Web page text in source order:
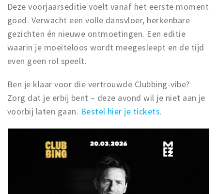
Deze voorjaarseditie voelt vanaf het eerste moment
goed. Verwacht een volle dansvloer, herkenbare
gezichten én nieuwe ontmoetingen. Een editie
waarin je moeiteloos wordt meegesleept en de tijd
even geen rol speelt.
Ben je klaar voor die vertrouwde Clubbing-vibe?
Zorg dat je erbij bent – deze avond wil je niet aan je
voorbij laten gaan. Bestel hier je tickets.